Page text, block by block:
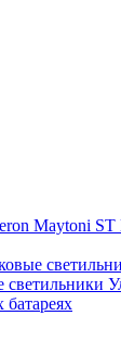
Maytoni ST